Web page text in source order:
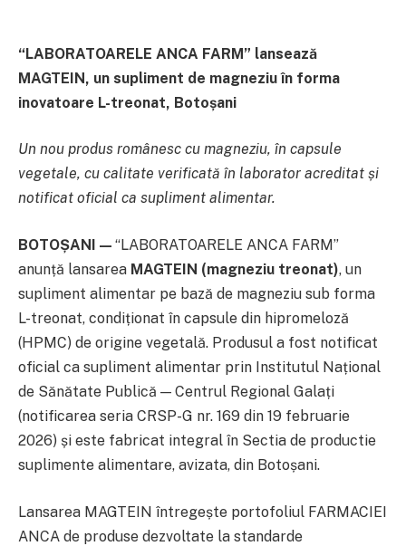
“LABORATOARELE ANCA FARM” lansează
MAGTEIN, un supliment de magneziu în forma
inovatoare L-treonat, Botoșani
Un nou produs românesc cu magneziu, în capsule
vegetale, cu calitate verificată în laborator acreditat și
notificat oficial ca supliment alimentar.
BOTOȘANI — “LABORATOARELE ANCA FARM”
anunță lansarea MAGTEIN (magneziu treonat), un
supliment alimentar pe bază de magneziu sub forma
L-treonat, condiționat în capsule din hipromeloză
(HPMC) de origine vegetală. Produsul a fost notificat
oficial ca supliment alimentar prin Institutul Național
de Sănătate Publică — Centrul Regional Galați
(notificarea seria CRSP-G nr. 169 din 19 februarie
2026) și este fabricat integral în Sectia de productie
suplimente alimentare, avizata, din Botoșani.
Lansarea MAGTEIN întregește portofoliul FARMACIEI
ANCA de produse dezvoltate la standarde